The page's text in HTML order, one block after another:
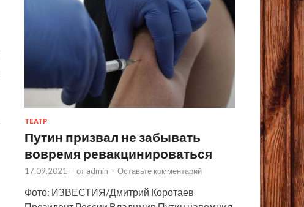
ТЕАТР
Путин призвал не забывать
вовремя ревакцинироваться
17.09.2021 - от admin - Оставьте комментарий
Фото: ИЗВЕСТИЯ/Дмитрий Коротаев